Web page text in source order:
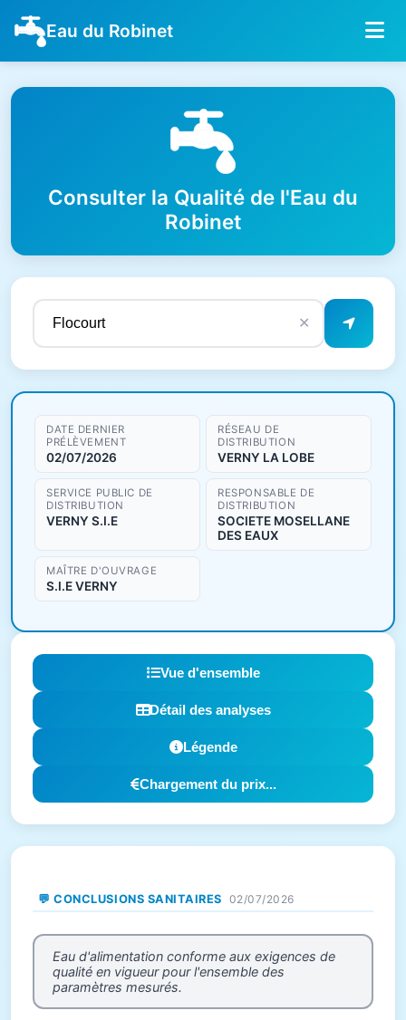
Eau du Robinet
Consulter la Qualité de l'Eau du
Robinet
✕
Résultats de qualité de l'eau
DATE DERNIER
PRÉLÈVEMENT
02/07/2026
RÉSEAU DE
DISTRIBUTION
VERNY LA LOBE
SERVICE PUBLIC DE
DISTRIBUTION
VERNY S.I.E
RESPONSABLE DE
DISTRIBUTION
SOCIETE MOSELLANE
DES EAUX
MAÎTRE D'OUVRAGE
S.I.E VERNY
Vue d'ensemble
Détail des analyses
Légende
Chargement du prix...
💬 CONCLUSIONS SANITAIRES 02/07/2026
Eau d'alimentation conforme aux exigences de
qualité en vigueur pour l'ensemble des
paramètres mesurés.